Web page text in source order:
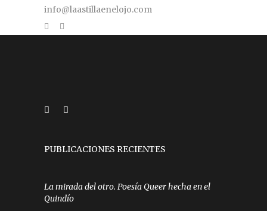
info@laastillaenelojo.com
PUBLICACIONES RECIENTES
La mirada del otro. Poesía Queer hecha en el
Quindío